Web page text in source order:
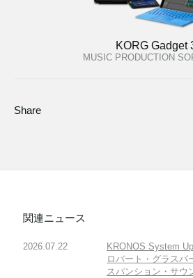
KORG Gadget
MUSIC PRODUCTION
Share
関連ニュース
2026.07.22
KRONOS System
ロバート・グラスパ
スパンション・サウ